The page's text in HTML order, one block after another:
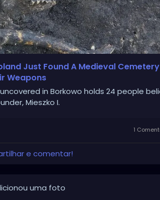
Just Found A Medieval
Weapons
in Borkowo holds 24 people
Mieszko I.
1
e comentar!
uma foto